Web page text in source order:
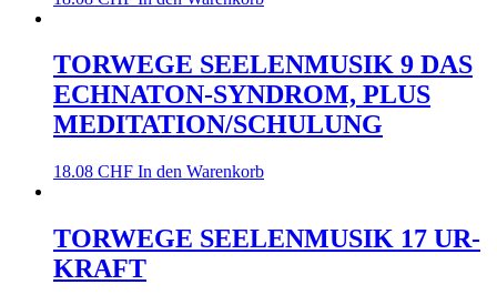
TORWEGE SEELENMUSIK 9 DAS
ECHNATON-SYNDROM, PLUS
MEDITATION/SCHULUNG
18.08 CHF In den Warenkorb
TORWEGE SEELENMUSIK 17 UR-
KRAFT